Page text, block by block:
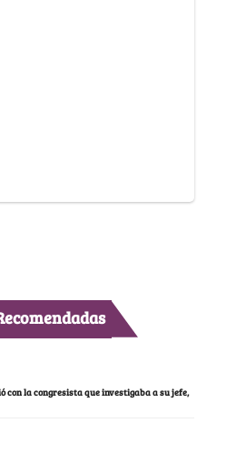
con la congresista que investigaba a su jefe,